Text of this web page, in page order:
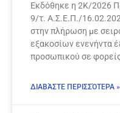
Εκδόθηκε η 2Κ/2026
9/τ. Α.Σ.Ε.Π./
στην πλήρωση με
εξακοσίων ενενήντα
προσωπικού σε
ΔΙΑΒΆΣΤΕ ΠΕΡΙΣΣΌΤΕΡΑ »